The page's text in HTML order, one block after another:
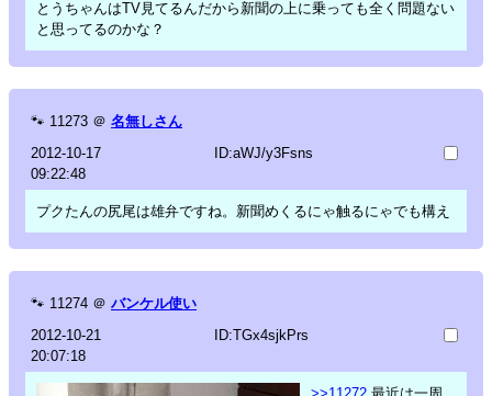
とうちゃんはTV見てるんだから新聞の上に乗っても全く問題ない
と思ってるのかな？
🐾 11273 ＠ 名無しさん
2012-10-17
09:22:48
ID:aWJ/y3Fsns
プクたんの尻尾は雄弁ですね。新聞めくるにゃ触るにゃでも構え
🐾 11274 ＠ バンケル使い
2012-10-21
20:07:18
ID:TGx4sjkPrs